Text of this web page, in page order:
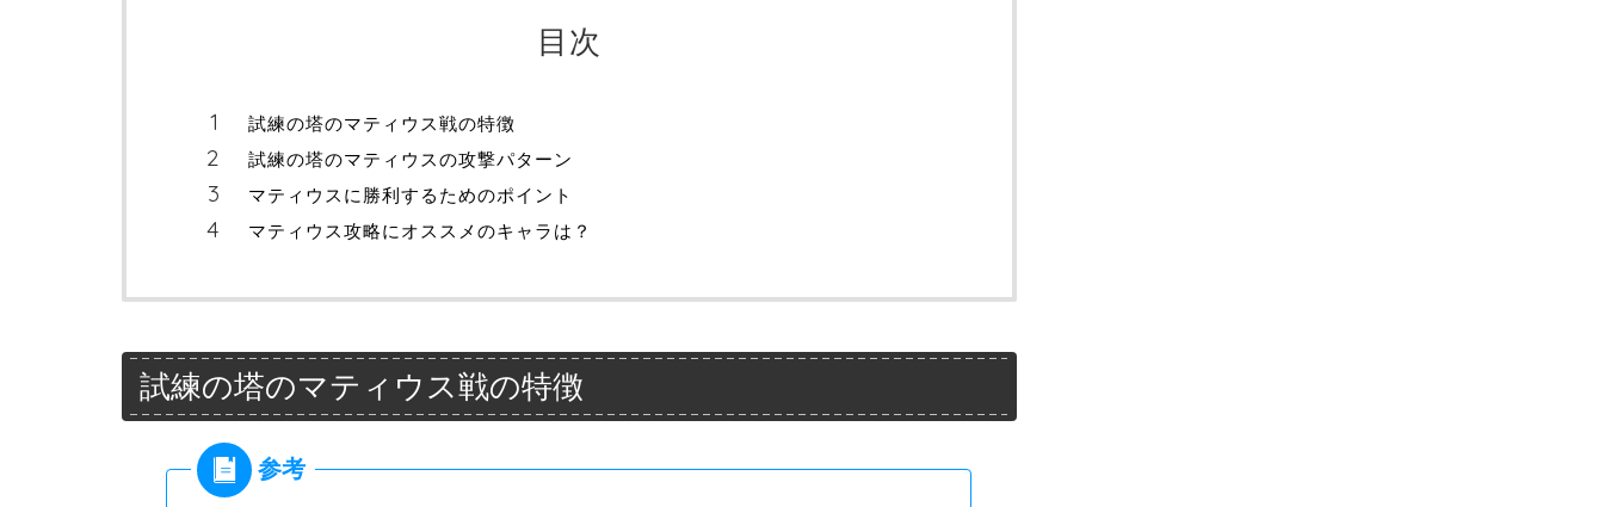
目次
試練の塔のマティウス戦の特徴
試練の塔のマティウスの攻撃パターン
マティウスに勝利するためのポイント
マティウス攻略にオススメのキャラは？
試練の塔のマティウス戦の特徴